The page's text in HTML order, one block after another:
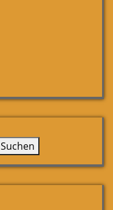
Suchen